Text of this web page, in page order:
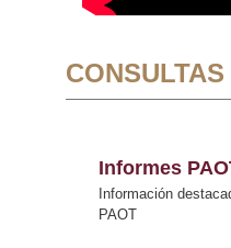
Informes
Información
PAOT